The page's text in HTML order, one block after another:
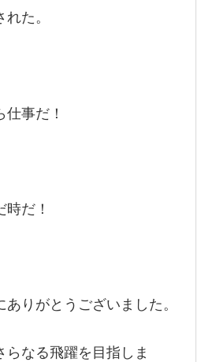
た。
事だ！
だ！
りがとうございました。
なる飛躍を目指しま